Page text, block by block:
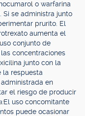
o warfarina
Si se administra junto
prurito. El
aumenta el
conjunto de
concentraciones
junto con la
la respuesta
en
el riesgo de producir
El uso concomitante
puede ocasionar